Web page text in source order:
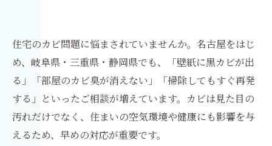
住宅のカビ問題に悩まされていませんか。名古屋をはじ
め、岐阜県・三重県・静岡県でも、「壁紙に黒カビが出
る」「部屋のカビ臭が消えない」「掃除してもすぐ再発
する」といったご相談が増えています。カビは見た目の
汚れだけでなく、住まいの空気環境や健康にも影響を与
えるため、早めの対応が重要です。